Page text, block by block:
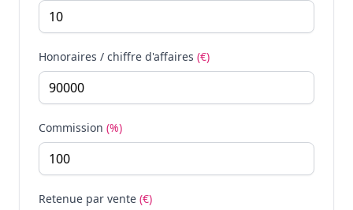
Honoraires / chiffre d'affaires (€)
Commission (%)
Retenue par vente (€)